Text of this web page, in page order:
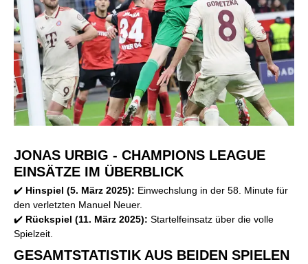
JONAS URBIG - CHAMPIONS LEAGUE
EINSÄTZE IM ÜBERBLICK
✔️ Hinspiel (5. März 2025): Einwechslung in der 58. Minute für
den verletzten Manuel Neuer.
✔️ Rückspiel (11. März 2025): Startelfeinsatz über die volle
Spielzeit.
GESAMTSTATISTIK AUS BEIDEN SPIELEN